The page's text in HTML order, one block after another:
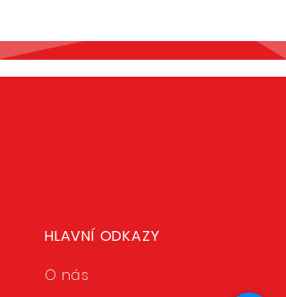
Dětský kroužek Rejnok
HLAVNÍ ODKAZY
O nás